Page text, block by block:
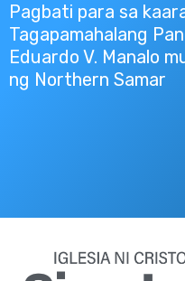
Pagbati para sa
Tagapamahalang
Eduardo V. Manalo
ng Northern Samar